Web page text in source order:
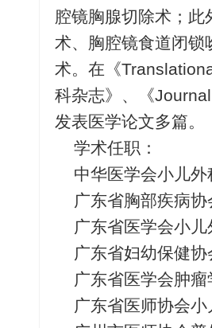
腔镜胸腺切除术；
术、胸腔镜食道闭
术。在《
科杂志》、《
发表医学论文多篇。
学术任职：
中华医学会小儿
广东省胸部疾病
广东省医学会小
广东省妇幼保健
广东省医学会肿
广东省医师协会